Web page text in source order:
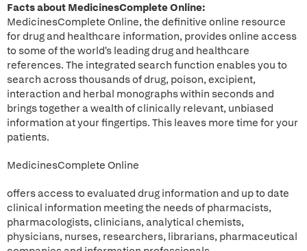
Facts about MedicinesComplete Online:
MedicinesComplete Online, the definitive online resource
for drug and healthcare information, provides online access
to some of the world's leading drug and healthcare
references. The integrated search function enables you to
search across thousands of drug, poison, excipient,
interaction and herbal monographs within seconds and
brings together a wealth of clinically relevant, unbiased
information at your fingertips. This leaves more time for your
patients.
MedicinesComplete Online
offers access to evaluated drug information and up to date
clinical information meeting the needs of pharmacists,
pharmacologists, clinicians, analytical chemists,
physicians, nurses, researchers, librarians, pharmaceutical